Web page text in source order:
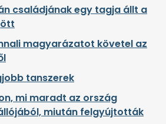
családjának egy tagja állt a
magyarázatot követel az
tanszerek
mi maradt az ország
miután felgyújtották